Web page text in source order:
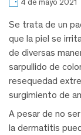
4 de mayo 2021
Se trata de un
que la piel se
de diversas
sarpullido de
resequedad
surgimiento de
A pesar de no
la dermatitis